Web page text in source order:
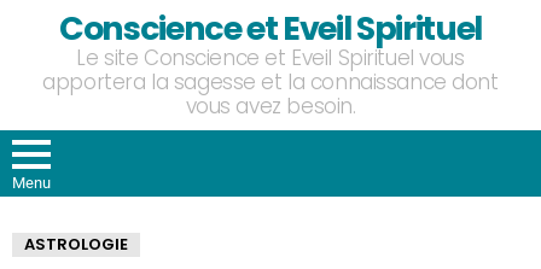
Conscience et Eveil Spirituel
Le site Conscience et Eveil Spirituel vous
apportera la sagesse et la connaissance dont
vous avez besoin.
Menu
ASTROLOGIE